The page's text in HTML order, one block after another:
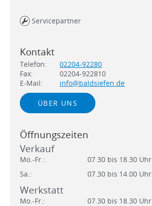
Servicepartner
Kontakt
Telefon:
02204-92280
Fax:
02204-922810
E-Mail:
info@baldsiefen.de
ÜBER UNS
Öffnungszeiten
Verkauf
Mo.-Fr.:
07.30 bis 18.30 Uhr
Sa.:
07.30 bis 14.00 Uhr
Werkstatt
Mo.-Fr.:
07.30 bis 18.30 Uhr